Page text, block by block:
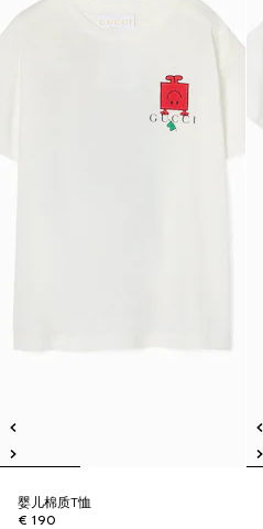
婴儿棉质T恤
€ 190